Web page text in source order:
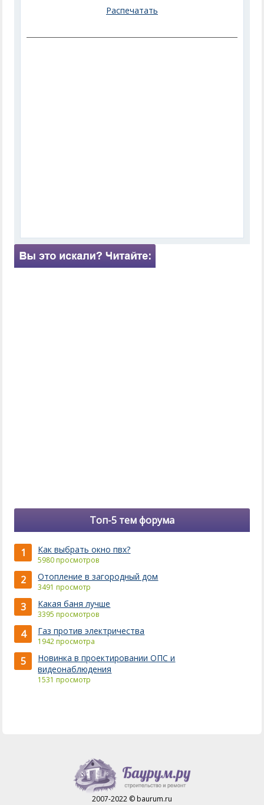
Распечатать
Топ-5 тем форума
1 Как выбрать окно пвх?
5980 просмотров
2 Отопление в загородный дом
3491 просмотр
3 Какая баня лучше
3395 просмотров
4 Газ против электричества
1942 просмотра
5
Новинка в проектировании ОПС и
видеонаблюдения
1531 просмотр
2007-2022 © baurum.ru